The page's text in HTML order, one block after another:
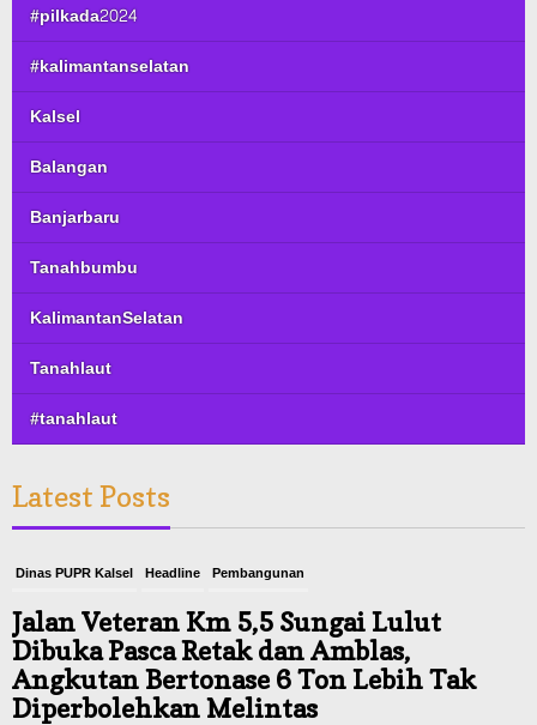
#pilkada2024
#kalimantanselatan
Kalsel
Balangan
Banjarbaru
Tanahbumbu
KalimantanSelatan
Tanahlaut
#tanahlaut
Latest Posts
Dinas PUPR Kalsel Headline Pembangunan
Jalan Veteran Km 5,5 Sungai Lulut
Dibuka Pasca Retak dan Amblas,
Angkutan Bertonase 6 Ton Lebih Tak
Diperbolehkan Melintas